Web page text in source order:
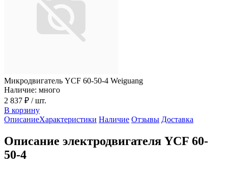
Микродвигатель YCF 60-50-4 Weiguang
Наличие: много
2 837 ₽ / шт.
В корзину
ОписаниеХарактеристики Наличие Отзывы Доставка
Описание электродвигателя YCF 60-
50-4